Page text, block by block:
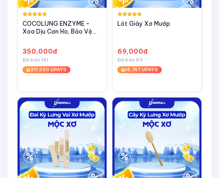
COCOLUNG ENZYME –
Xoa Dịu Cơn Ho, Bảo Vệ
350,000đ
Đã bán 141
211,050 UPAYS
Lót Giày Xơ Mướp
69,000đ
Đã bán 83
16,767 UPAYS